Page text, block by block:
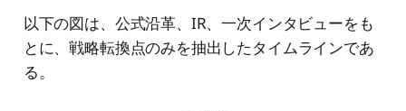
以下の図は、公式沿革、IR、一次インタビューをも
とに、戦略転換点のみを抽出したタイムラインであ
る。